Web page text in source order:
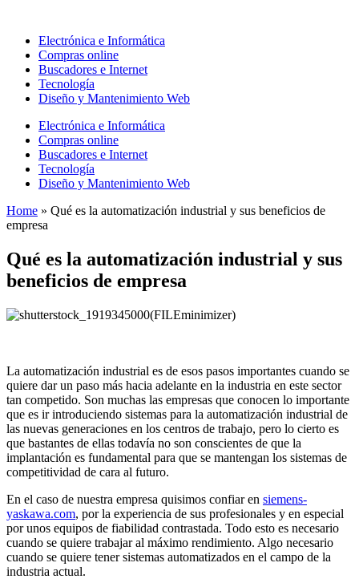
contenidoElectrónica e Informática
Compras online
Buscadores e Internet
Tecnología
Diseño y Mantenimiento Web
Electrónica e Informática
Compras online
Buscadores e Internet
Tecnología
Diseño y Mantenimiento Web
Home » Qué es la automatización industrial y sus beneficios de
empresa
Qué es la automatización industrial y sus
beneficios de empresa
La automatización industrial es de esos pasos importantes cuando se
quiere dar un paso más hacia adelante en la industria en este sector
tan competido. Son muchas las empresas que conocen lo importante
que es ir introduciendo sistemas para la automatización industrial de
las nuevas generaciones en los centros de trabajo, pero lo cierto es
que bastantes de ellas todavía no son conscientes de que la
implantación es fundamental para que se mantengan los sistemas de
competitividad de cara al futuro.
En el caso de nuestra empresa quisimos confiar en siemens-
yaskawa.com, por la experiencia de sus profesionales y en especial
por unos equipos de fiabilidad contrastada. Todo esto es necesario
cuando se quiere trabajar al máximo rendimiento. Algo necesario
cuando se quiere tener sistemas automatizados en el campo de la
industria actual.